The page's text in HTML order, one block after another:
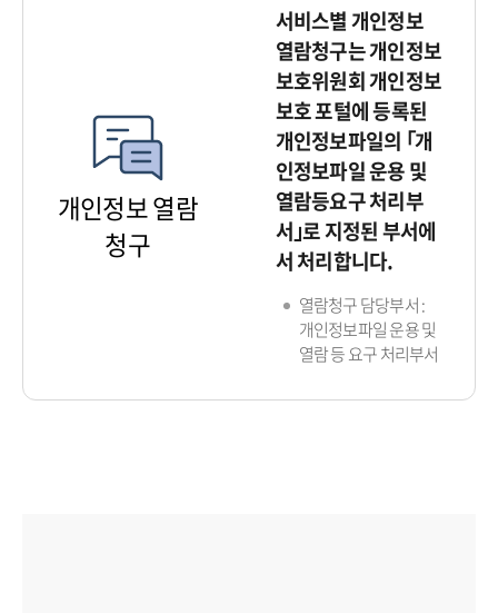
개인정보 열람
청구
서비스별 개인정보
열람청구는 개인정보
보호위원회 개인정보
보호 포털에 등록된
개인정보파일의 ｢개
인정보파일 운용 및
열람등요구 처리부
서｣로 지정된 부서에
서 처리합니다.
열람청구 담당부서 :
개인정보파일 운용 및
열람 등 요구 처리부서